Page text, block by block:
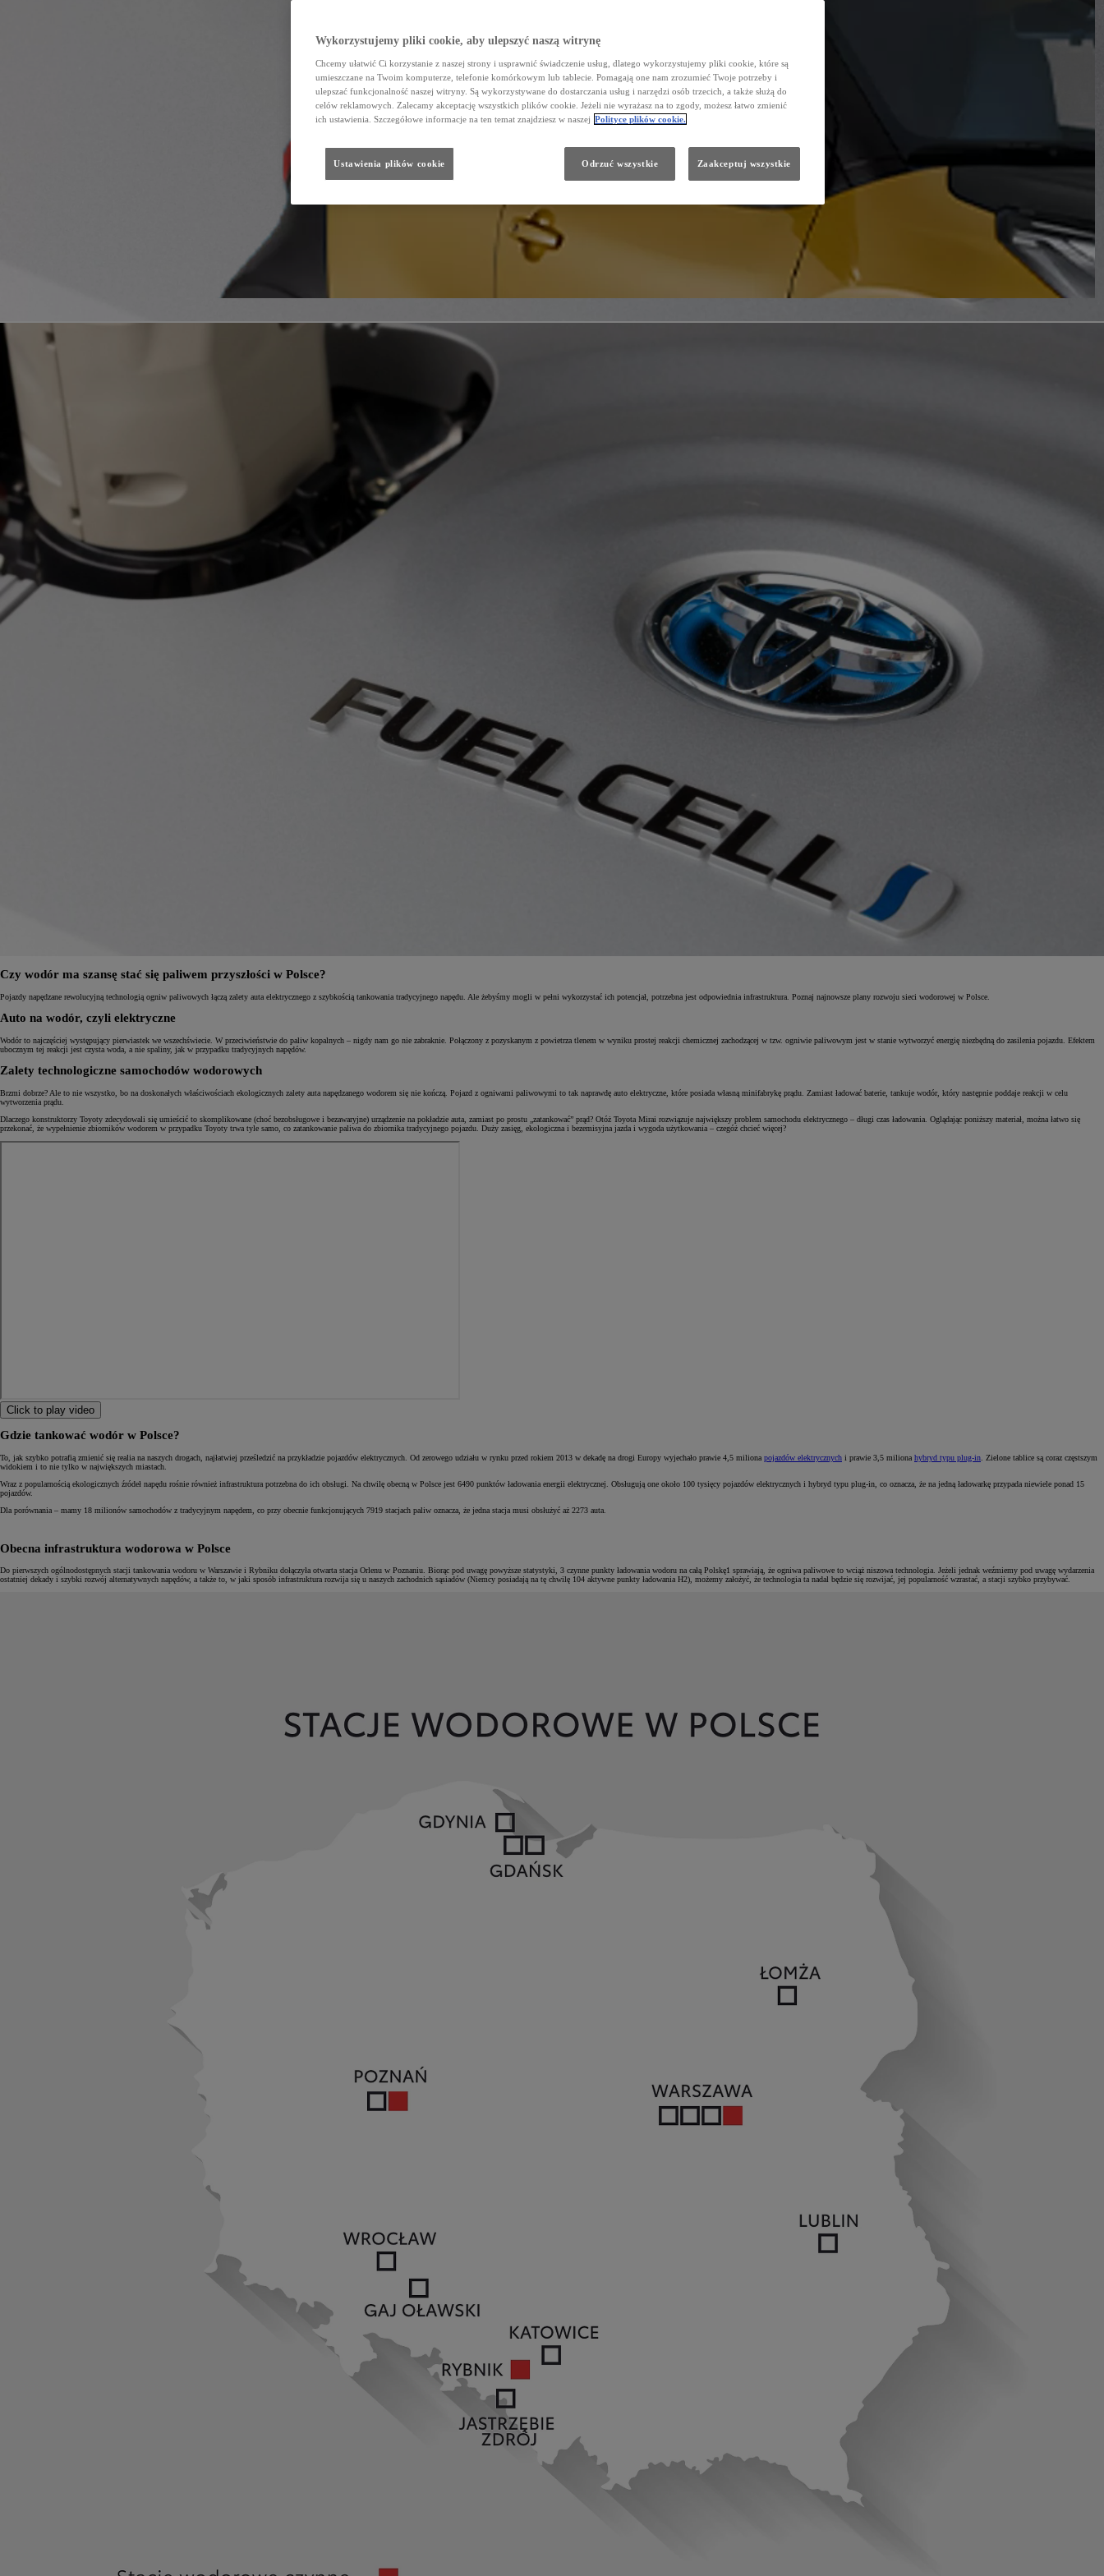
Od81 900 zł
Yaris Cross
Czy wodór ma szansę stać się paliwem przyszłości w Polsce?
Pojazdy napędzane rewolucyjną technologią ogniw paliwowych łączą zalety auta elektrycznego z szybkością tankowania tradycyjnego napędu. Ale żebyśmy mogli w pełni wykorzystać ich potencjał, potrzebna jest odpowiednia infrastruktura. Poznaj najnowsze plany rozwoju sieci wodorowej w Polsce.
Auto na wodór, czyli elektryczne
Wodór to najczęściej występujący pierwiastek we wszechświecie. W przeciwieństwie do paliw kopalnych – nigdy nam go nie zabraknie. Połączony z pozyskanym z powietrza tlenem w wyniku prostej reakcji chemicznej zachodzącej w tzw. ogniwie paliwowym jest w stanie wytworzyć energię niezbędną do zasilenia pojazdu. Efektem
ubocznym tej reakcji jest czysta woda, a nie spaliny, jak w przypadku tradycyjnych napędów.
Zalety technologiczne samochodów wodorowych
Brzmi dobrze? Ale to nie wszystko, bo na doskonałych właściwościach ekologicznych zalety auta napędzanego wodorem się nie kończą. Pojazd z ogniwami paliwowymi to tak naprawdę auto elektryczne, które posiada własną minifabrykę prądu. Zamiast ładować baterie, tankuje wodór, który następnie poddaje reakcji w celu
wytworzenia prądu.
Dlaczego konstruktorzy Toyoty zdecydowali się umieścić to skomplikowane (choć bezobsługowe i bezawaryjne) urządzenie na pokładzie auta, zamiast po prostu „zatankować” prąd? Otóż Toyota Mirai rozwiązuje największy problem samochodu elektrycznego – długi czas ładowania. Oglądając poniższy materiał, można łatwo się
przekonać, że wypełnienie zbiorników wodorem w przypadku Toyoty trwa tyle samo, co zatankowanie paliwa do zbiornika tradycyjnego pojazdu. Duży zasięg, ekologiczna i bezemisyjna jazda i wygoda użytkowania – czegóż chcieć więcej?
Click to play video
Gdzie tankować wodór w Polsce?
To, jak szybko potrafią zmienić się realia na naszych drogach, najłatwiej prześledzić na przykładzie pojazdów elektrycznych. Od zerowego udziału w rynku przed rokiem 2013 w dekadę na drogi Europy wyjechało prawie 4,5 miliona pojazdów elektrycznych i prawie 3,5 miliona hybryd typu plug-in . Zielone tablice są coraz częstszym
widokiem i to nie tylko w największych miastach.
Wraz z popularnością ekologicznych źródeł napędu rośnie również infrastruktura potrzebna do ich obsługi. Na chwilę obecną w Polsce jest 6490 punktów ładowania energii elektrycznej. Obsługują one około 100 tysięcy pojazdów elektrycznych i hybryd typu plug-in, co oznacza, że na jedną ładowarkę przypada niewiele ponad 15
pojazdów.
Dla porównania – mamy 18 milionów samochodów z tradycyjnym napędem, co przy obecnie funkcjonujących 7919 stacjach paliw oznacza, że jedna stacja musi obsłużyć aż 2273 auta.
Obecna infrastruktura wodorowa w Polsce
Do pierwszych ogólnodostępnych stacji tankowania wodoru w Warszawie i Rybniku dołączyła otwarta stacja Orlenu w Poznaniu. Biorąc pod uwagę powyższe statystyki, 3 czynne punkty ładowania wodoru na całą Polskę1 sprawiają, że ogniwa paliwowe to wciąż niszowa technologia. Jeżeli jednak weźmiemy pod uwagę wydarzenia
ostatniej dekady i szybki rozwój alternatywnych napędów, a także to, w jaki sposób infrastruktura rozwija się u naszych zachodnich sąsiadów (Niemcy posiadają na tę chwilę 104 aktywne punkty ładowania H2), możemy założyć, że technologia ta nadal będzie się rozwijać, jej popularność wzrastać, a stacji szybko przybywać.
Wykorzystujemy pliki cookie, aby ulepszyć naszą witrynę
Chcemy ułatwić Ci korzystanie z naszej strony i usprawnić świadczenie usług, dlatego wykorzystujemy pliki cookie, które są
umieszczane na Twoim komputerze, telefonie komórkowym lub tablecie. Pomagają one nam zrozumieć Twoje potrzeby i
ulepszać funkcjonalność naszej witryny. Są wykorzystywane do dostarczania usług i narzędzi osób trzecich, a także służą do
celów reklamowych. Zalecamy akceptację wszystkich plików cookie. Jeżeli nie wyrażasz na to zgody, możesz łatwo zmienić
ich ustawienia. Szczegółowe informacje na ten temat znajdziesz w naszej Polityce plików cookie.
Ustawienia plików cookie Odrzuć wszystkie Zaakceptuj wszystkie